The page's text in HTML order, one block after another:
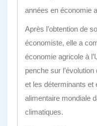
années en économie
Après l’obtention de
économiste, elle a
économie agricole à
penche sur
et les déterminants et
alimentaire mondiale
climatiques.